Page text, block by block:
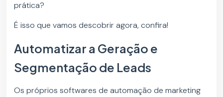
prática?
É isso que vamos descobrir agora, confira!
Automatizar a Geração e
Segmentação de Leads
Os próprios softwares de automação de marketing